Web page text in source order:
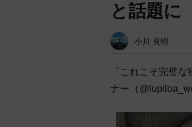
と話題に
小川 良樹
「これこそ完璧
ナー（